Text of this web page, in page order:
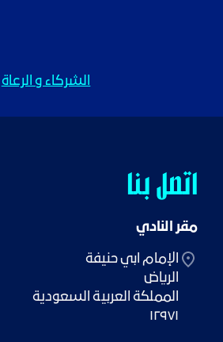
الشركاء و الرعاة
اتصل بنا
مقر النادي
١٢٩٧١